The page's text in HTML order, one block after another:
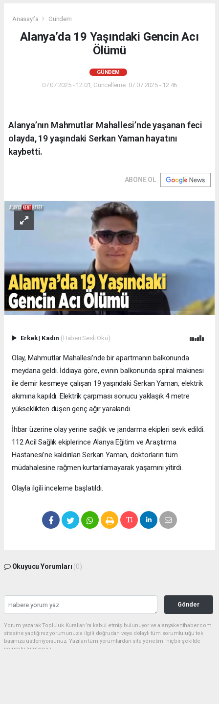
Anasayfa Gündem
Alanya’da 19 Yaşındaki Gencin Acı
Ölümü
GÜNDEM
07.07.2025 - 12:01, Güncelleme: 07.07.2025 - 12:46
Alanya’nın Mahmutlar Mahallesi’nde yaşanan feci
olayda, 19 yaşındaki Serkan Yaman hayatını
kaybetti.
ABONE OL
Erkek| Kadın (Haberi Sesli Oku)
Olay, Mahmutlar Mahallesi’nde bir apartmanın balkonunda
meydana geldi. İddiaya göre, evinin balkonunda spiral makinesi
ile demir kesmeye çalışan 19 yaşındaki Serkan Yaman, elektrik
akımına kapıldı. Elektrik çarpması sonucu yaklaşık 4 metre
yükseklikten düşen genç ağır yaralandı.
İhbar üzerine olay yerine sağlık ve jandarma ekipleri sevk edildi.
112 Acil Sağlık ekiplerince Alanya Eğitim ve Araştırma
Hastanesi’ne kaldırılan Serkan Yaman, doktorların tüm
müdahalesine rağmen kurtarılamayarak yaşamını yitirdi.
Olayla ilgili inceleme başlatıldı.
Okuyucu Yorumları (0)
Gönder
Yorum yazarak Topluluk Kuralları’nı kabul etmiş bulunuyor ve alanyakenthaber.com
sitesine yaptığınız yorumunuzla ilgili doğrudan veya dolaylı tüm sorumluluğu tek
başınıza üstleniyorsunuz. Yazılan tüm yorumlardan site yönetimi hiçbir şekilde
sorumlu tutulamaz.